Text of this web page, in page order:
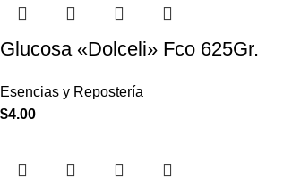
Glucosa «Dolceli» Fco 625Gr.
Esencias y Repostería
$4.00